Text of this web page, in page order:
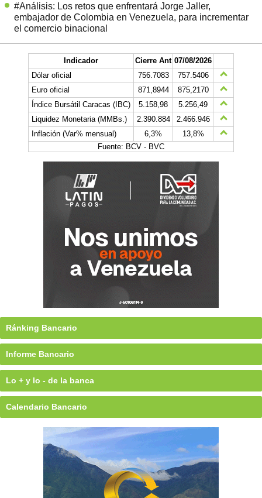
#Análisis: Los retos que enfrentará Jorge Jaller,
embajador de Colombia en Venezuela, para incrementar
el comercio binacional
Indicador Cierre Ant 07/08/2026
Dólar oficial
756.7083
757.5406
Euro oficial
871,8944
875,2170
Índice Bursátil Caracas (IBC)
5.158,98
5.256,49
Liquidez Monetaria (MMBs.)
2.390.884
2.466.946
Inflación (Var% mensual)
6,3%
13,8%
Fuente: BCV - BVC
Ránking Bancario
Informe Bancario
Lo + y lo - de la banca
Calendario Bancario